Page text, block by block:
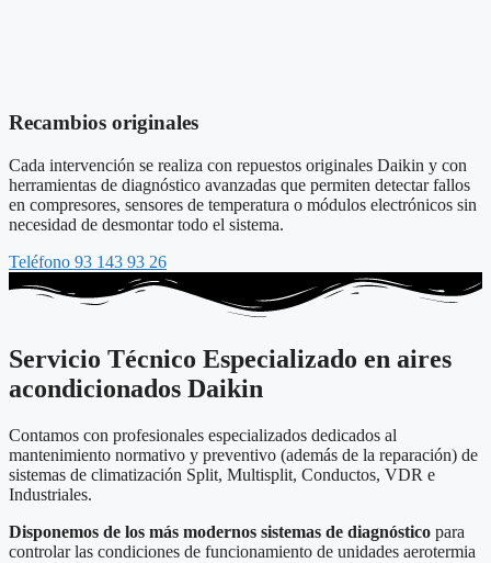
Recambios originales
Cada intervención se realiza con repuestos originales Daikin y con
herramientas de diagnóstico avanzadas que permiten detectar fallos
en compresores, sensores de temperatura o módulos electrónicos sin
necesidad de desmontar todo el sistema.
Teléfono 93 143 93 26
Servicio Técnico Especializado en aires
acondicionados Daikin
Contamos con profesionales especializados dedicados al
mantenimiento normativo y preventivo (además de la reparación) de
sistemas de climatización Split, Multisplit, Conductos, VDR e
Industriales.
Disponemos de los más modernos sistemas de diagnóstico para
controlar las condiciones de funcionamiento de unidades aerotermia